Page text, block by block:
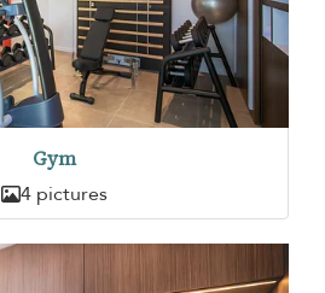
Gym
4 pictures